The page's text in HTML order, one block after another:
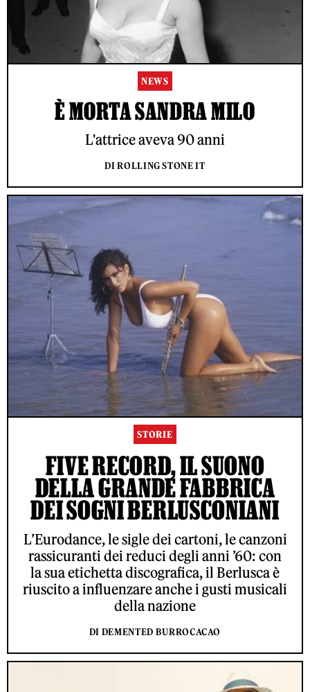
NEWS
È MORTA SANDRA MILO
L'attrice aveva 90 anni
DI ROLLING STONE IT
STORIE
FIVE RECORD, IL SUONO
DELLA GRANDE FABBRICA
DEI SOGNI BERLUSCONIANI
L’Eurodance, le sigle dei cartoni, le canzoni
rassicuranti dei reduci degli anni ’60: con
la sua etichetta discografica, il Berlusca è
riuscito a influenzare anche i gusti musicali
della nazione
DI DEMENTED BURROCACAO